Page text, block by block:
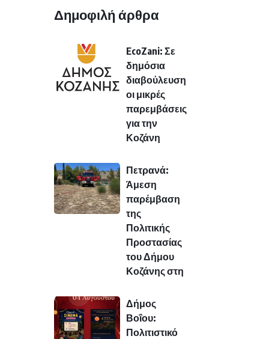
Δημοφιλή άρθρα
EcoZani: Σε
δημόσια
διαβούλευση
οι μικρές
παρεμβάσεις
για την
Κοζάνη
Πετρανά:
Άμεση
παρέμβαση
της
Πολιτικής
Προστασίας
του Δήμου
Κοζάνης στη
Δήμος
Βοΐου:
Πολιτιστικό